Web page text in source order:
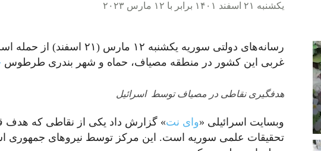
یکشنبه ۲۱ اسفند ۱۴۰۱ برابر با ۱۲ مارس ۲۰۲۳
رسانه‌های دولتی سوریه یکشنبه ۱۲
غربی این کشور در منطقه مصیاف، حماه و شهر بندری طرطوس
هدفگیری نقاطی در مصیاف توسط اسرائیل
وبسایت اسرائیلی «وای نت» گزارش داد یکی از نقاطی که هدف
تحقیقات علمی سوریه است. این مرکز توسط نیروهای جمهوری